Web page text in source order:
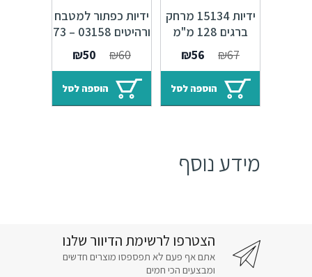
ידיות 15134 מרחק
ברגים 128 מ"מ
ברונזה עתיקה +
אמייל שנהב
₪67
המחיר
המקורי
היה:
₪67.
₪56
הנוכחי
הוא:
₪56.
הוספה לסל
ידיות כפתור למטבח
ורהיטים 03158 – 73
מ"מ כסף עתיק
Alhambra M25
₪60
המחיר
המקורי
היה:
₪60.
₪50
הנוכחי
הוא:
₪50.
הוספה לסל
מידע נוסף
הצטרפו לרשימת הדיוור שלנו
אתם אף פעם לא תפספסו מוצרים חדשים
ומבצעים הכי חמים